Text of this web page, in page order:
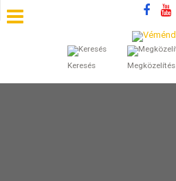
Keresés Megközelítés
SZÁLLÁSOK
BEJEGYZÉSEK